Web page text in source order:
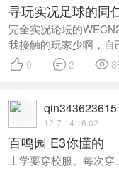
寻玩实况足球的同
完全实况论坛的
我接触的玩家少啊，
 0  2 
qin343623615
12-7-14 16:02
百鸣园 E3你懂的
上学要穿校服。每次